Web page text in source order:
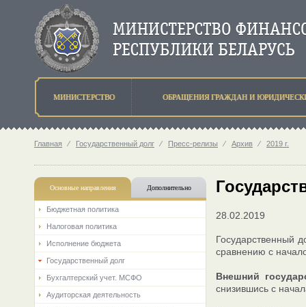
МИНИСТЕРСТВО ОБРАЩЕНИЯ ГРАЖДАН И
Главная ⁄ Государственный долг ⁄ Пресс-релизы ⁄ Архив ⁄ 2019 г.
Основные направления Дополнительно
Бюджетная политика
Налоговая политика
Исполнение бюджета
Государственный долг
Бухгалтерский учет. МСФО
Аудиторская деятельность
28.02.2019
Государственный
сравнению с
Внешний
снизившись с